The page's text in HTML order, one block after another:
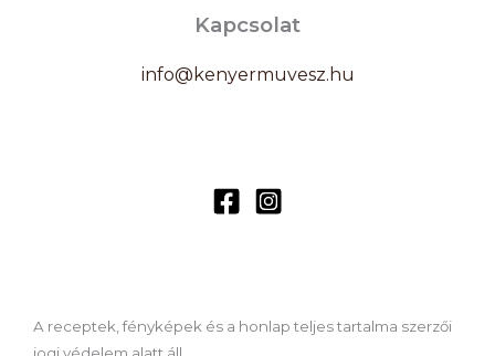
Kapcsolat
info@kenyermuvesz.hu
A receptek, fényképek és a honlap teljes tartalma szerzői